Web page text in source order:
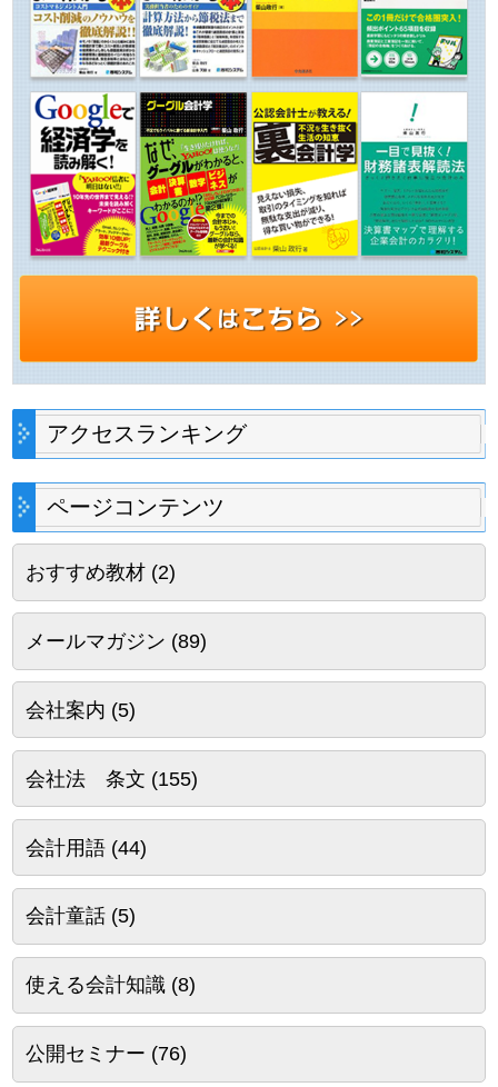
アクセスランキング
ページコンテンツ
おすすめ教材(2)
メールマガジン (89)
会社案内 (5)
会社法 条文 (155)
会計用語(44)
会計童話(5)
使える会計知識(8)
公開セミナー (76)